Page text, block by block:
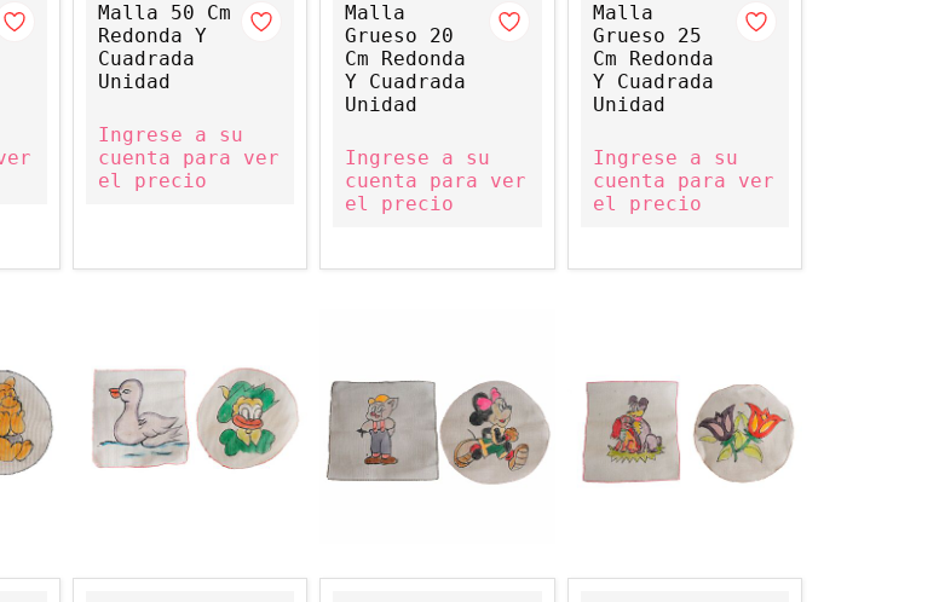
Malla 50 Cm
Redonda Y
Cuadrada
Unidad
Ingrese a su
cuenta para ver
el precio
Malla
Grueso 20
Cm Redonda
Y Cuadrada
Unidad
Ingrese a su
cuenta para ver
el precio
Malla
Grueso 25
Cm Redonda
Y Cuadrada
Unidad
Ingrese a su
cuenta para ver
el precio